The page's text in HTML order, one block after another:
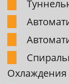
Охлаждения